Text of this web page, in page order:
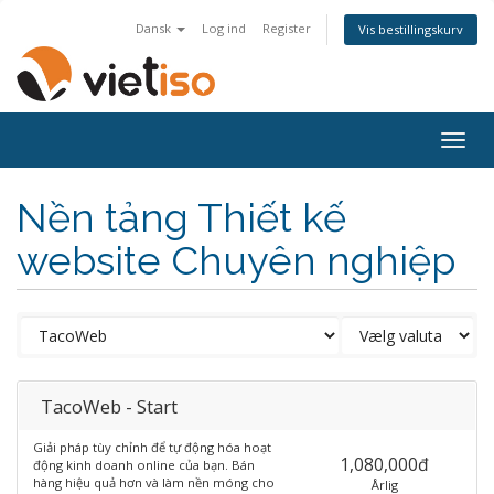
Dansk Log ind Register Vis bestillingskurv
Nền tảng Thiết kế
website Chuyên nghiệp
TacoWeb - Start
Giải pháp tùy chỉnh để tự động hóa hoạt
động kinh doanh online của bạn. Bán
hàng hiệu quả hơn và làm nền móng cho
1,080,000đ
Årlig